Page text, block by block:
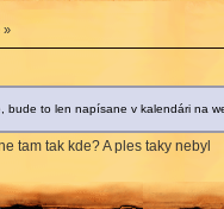
»
to len napísane v kalendári na
tam tak kde? A ples taky nebyl